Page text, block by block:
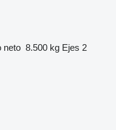
neto 8.500 kg Ejes 2